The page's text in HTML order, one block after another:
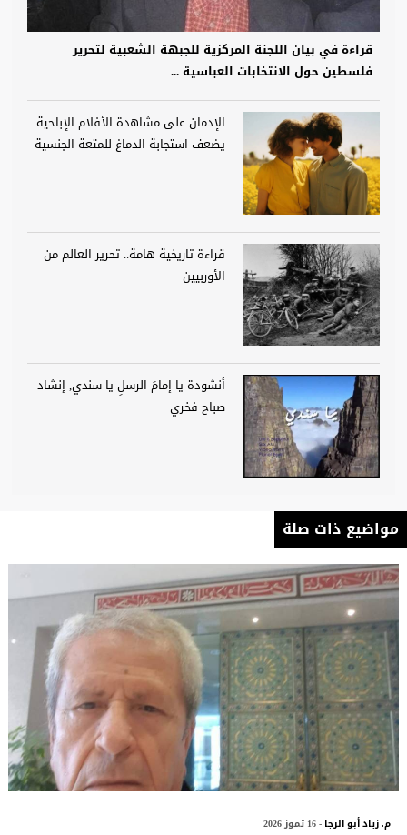
قراءة في بيان اللجنة المركزية للجبهة الشعبية لتحرير
فلسطين حول الانتخابات العباسية ...
الإدمان على مشاهدة الأفلام الإباحية
يضعف استجابة الدماغ للمتعة الجنسية
قراءة تاريخية هامة.. تحرير العالم من
الأوربيين
أنشودة يا إمامَ الرسلِ يا سندي, إنشاد
صباح فخري
مواضيع ذات صلة
م. زياد أبو الرجا - 16 تموز 2026